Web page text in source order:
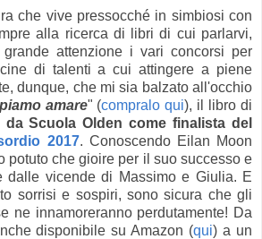
che vive pressocché in simbiosi con
alla ricerca di libri di cui parlarvi,
attenzione i vari concorsi per
di talenti a cui attingere a piene
dunque, che mi sia balzato all'occhio
amare" (compralo qui), il libro di
da Scuola Olden come finalista del
2017. Conoscendo Eilan Moon
potuto che gioire per il suo successo e
dalle vicende di Massimo e Giulia. E
sorrisi e sospiri, sono sicura che gli
ne innamoreranno perdutamente! Da
disponibile su Amazon (qui) a un